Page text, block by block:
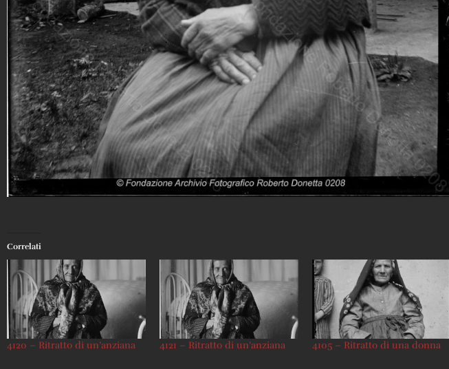
Correlati
4120 – Ritratto di un’anziana 4121 – Ritratto di un’anziana 4105 – Ritratto di una donna